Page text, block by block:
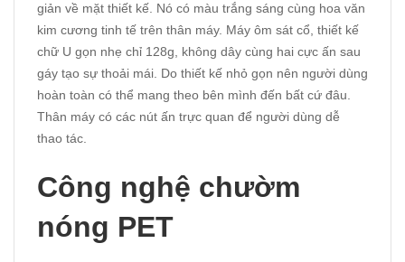
giản về mặt thiết kế. Nó có màu trắng sáng cùng hoa văn
kim cương tinh tế trên thân máy. Máy ôm sát cổ, thiết kế
chữ U gọn nhẹ chỉ 128g, không dây cùng hai cực ấn sau
gáy tạo sự thoải mái. Do thiết kế nhỏ gọn nên người dùng
hoàn toàn có thể mang theo bên mình đến bất cứ đâu.
Thân máy có các nút ấn trực quan để người dùng dễ
thao tác.
Công nghệ chườm
nóng PET